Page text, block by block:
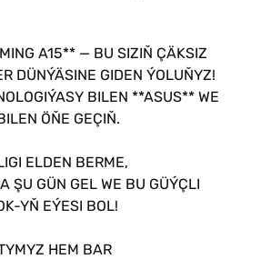
A15** — BU SIZIŇ ÇÄKSIZ
DÜNÝÄSINE GIDEN ÝOLUŇYZ!
BILEN **ASUS** WE
ÖŇE GEÇIŇ.
ELDEN BERME,
ŞU GÜN GEL WE BU GÜÝÇLI
YŇ EÝESI BOL!
HEM BAR